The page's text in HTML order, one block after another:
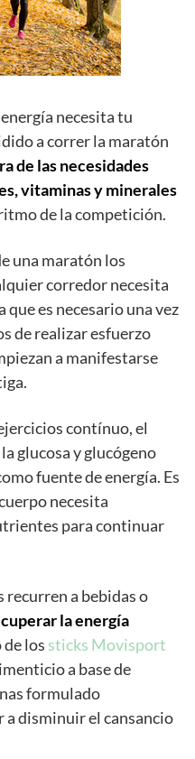
necesita tu
a correr la maratón
de las necesidades
vitaminas y minerales
de la competición.
una maratón los
corredor necesita
es necesario una vez
de realizar esfuerzo
a manifestarse
contínuo, el
glucosa y glucógeno
fuente de energía. Es
necesita
para continuar
recurren a bebidas o
la energía
de los sticks Movisport
a base de
formulado
a disminuir el cansancio